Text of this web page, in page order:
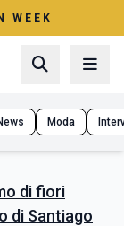
WEEK
Moda
di fiori
di Santiago